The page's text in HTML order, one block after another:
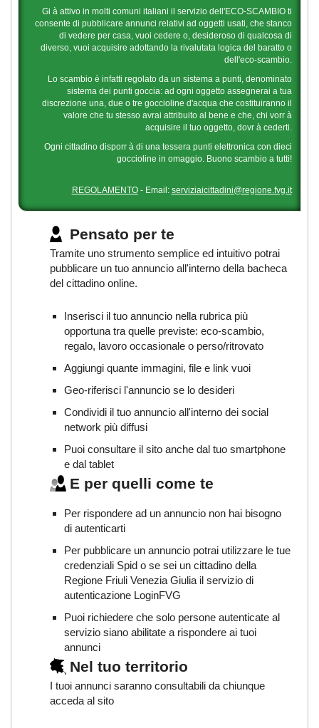
Gi à attivo in molti comuni italiani il servizio dell'ECO-SCAMBIO ti
consente di pubblicare annunci relativi ad oggetti usati, che stanco
di vedere per casa, vuoi cedere o, desideroso di qualcosa di
diverso, vuoi acquisire adottando la rivalutata logica del baratto o
dell'eco-scambio.
Lo scambio è infatti regolato da un sistema a punti, denominato
sistema dei punti goccia: ad ogni oggetto assegnerai a tua
discrezione una, due o tre goccioline d'acqua che costituiranno il
valore che tu stesso avrai attribuito al bene e che, chi vorr à
acquisire il tuo oggetto, dovr à cederti.
Ogni cittadino disporr à di una tessera punti elettronica con dieci
goccioline in omaggio. Buono scambio a tutti!
REGOLAMENTO- Email: serviziaicittadini@regione.fvg.it
Pensato per te
Tramite uno strumento semplice ed intuitivo potrai
pubblicare un tuo annuncio all'interno della bacheca
del cittadino online.
Inserisci il tuo annuncio nella rubrica più
opportuna tra quelle previste: eco-scambio,
regalo, lavoro occasionale o perso/ritrovato
Aggiungi quante immagini, file e link vuoi
Geo-riferisci l'annuncio se lo desideri
Condividi il tuo annuncio all'interno dei social
network più diffusi
Puoi consultare il sito anche dal tuo smartphone
e dal tablet
E per quelli come te
Per rispondere ad un annuncio non hai bisogno
di autenticarti
Per pubblicare un annuncio potrai utilizzare le tue
credenziali Spid o se sei un cittadino della
Regione Friuli Venezia Giulia il servizio di
autenticazione LoginFVG
Puoi richiedere che solo persone autenticate al
servizio siano abilitate a rispondere ai tuoi
annunci
Nel tuo territorio
I tuoi annunci saranno consultabili da chiunque
acceda al sito